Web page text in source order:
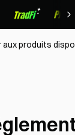
produits